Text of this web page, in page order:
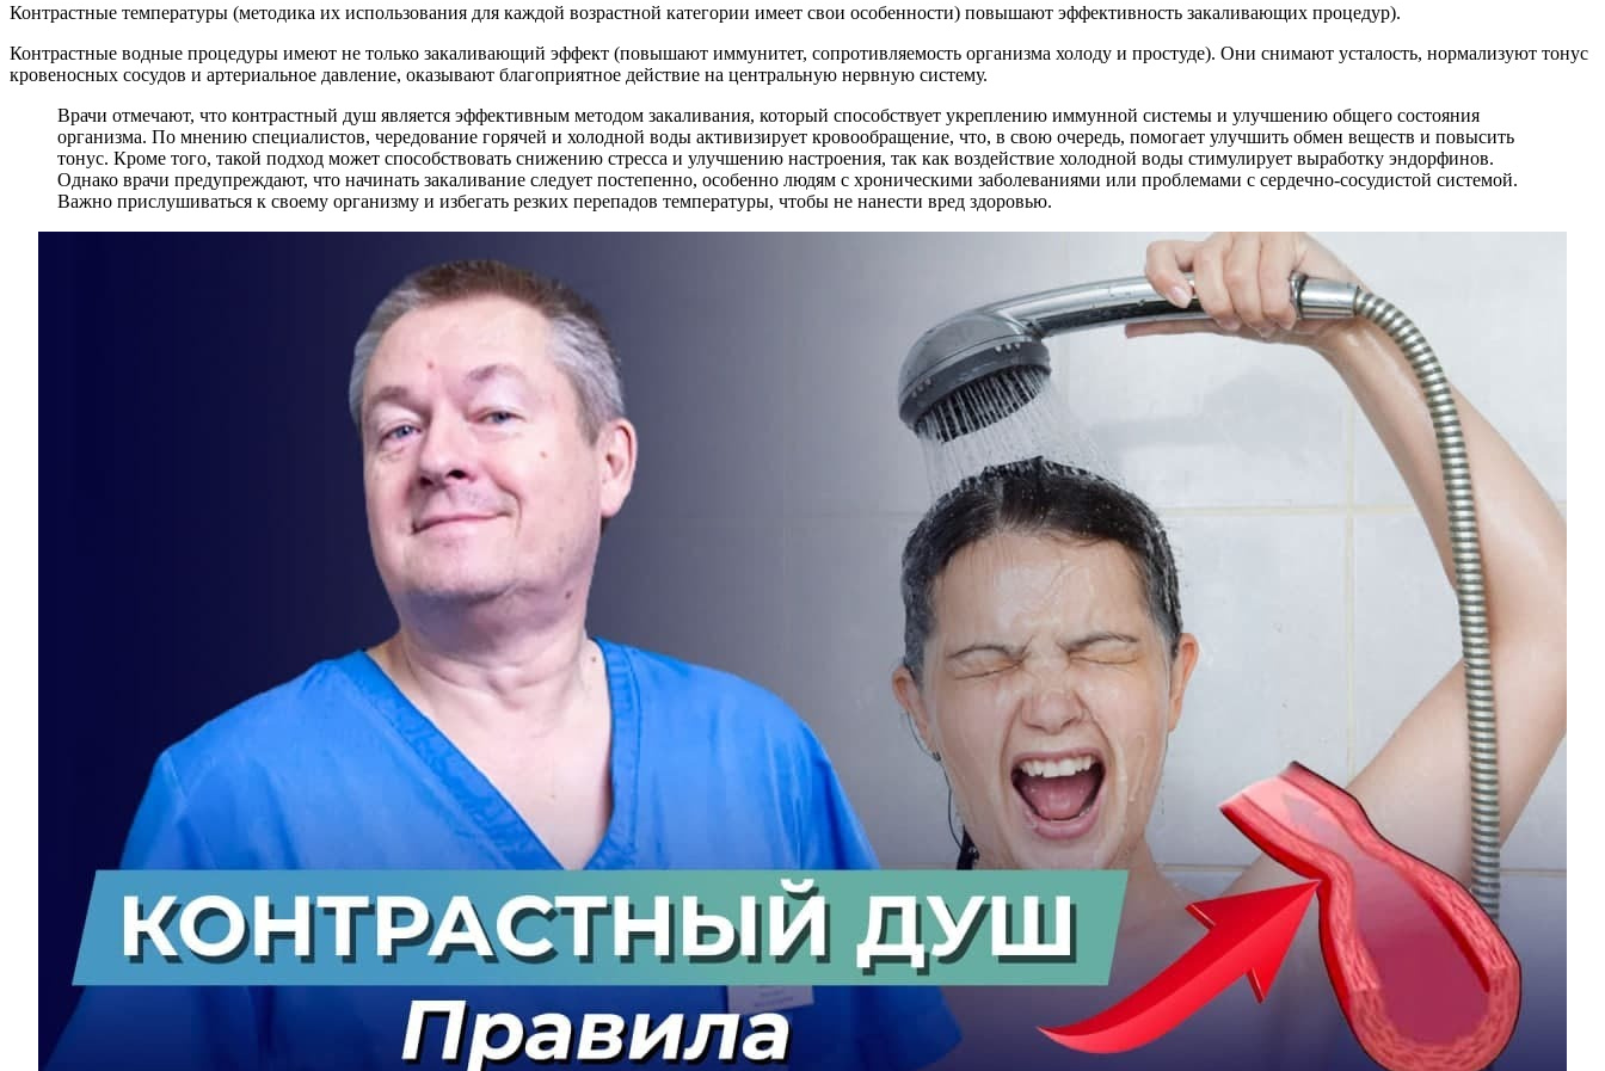
Контрастные температуры (методика их использования для каждой возрастной категории имеет свои особенности) повышают эффективность закаливающих процедур).
Контрастные водные процедуры имеют не только закаливающий эффект (повышают иммунитет, сопротивляемость организма холоду и простуде). Они снимают усталость, нормализуют тонус
кровеносных сосудов и артериальное давление, оказывают благоприятное действие на центральную нервную систему.
Врачи отмечают, что контрастный душ является эффективным методом закаливания, который способствует укреплению иммунной системы и улучшению общего состояния
организма. По мнению специалистов, чередование горячей и холодной воды активизирует кровообращение, что, в свою очередь, помогает улучшить обмен веществ и повысить
тонус. Кроме того, такой подход может способствовать снижению стресса и улучшению настроения, так как воздействие холодной воды стимулирует выработку эндорфинов.
Однако врачи предупреждают, что начинать закаливание следует постепенно, особенно людям с хроническими заболеваниями или проблемами с сердечно-сосудистой системой.
Важно прислушиваться к своему организму и избегать резких перепадов температуры, чтобы не нанести вред здоровью.